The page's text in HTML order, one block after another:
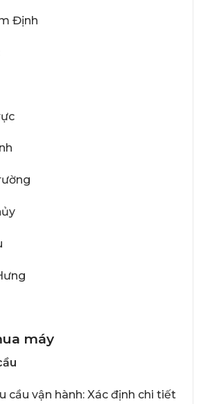
Định
máy
cầu vận hành: Xác định chi tiết